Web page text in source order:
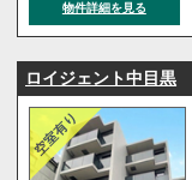
物件詳細を見る
ロイジェント中目黒